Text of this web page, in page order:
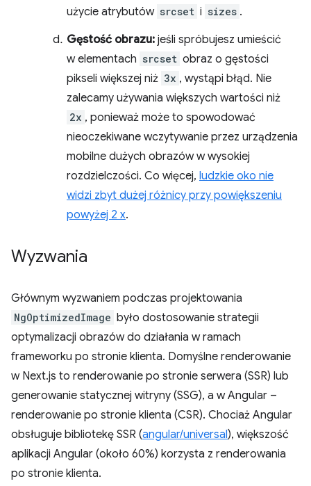
użycie atrybutów srcset i sizes .
Gęstość obrazu: jeśli spróbujesz umieścić
w elementach srcset obraz o gęstości
pikseli większej niż 3x , wystąpi błąd. Nie
zalecamy używania większych wartości niż
2x , ponieważ może to spowodować
nieoczekiwane wczytywanie przez urządzenia
mobilne dużych obrazów w wysokiej
rozdzielczości. Co więcej, ludzkie oko nie
widzi zbyt dużej różnicy przy powiększeniu
powyżej 2 x.
Wyzwania
Głównym wyzwaniem podczas projektowania
NgOptimizedImage było dostosowanie strategii
optymalizacji obrazów do działania w ramach
frameworku po stronie klienta. Domyślne renderowanie
w Next.js to renderowanie po stronie serwera (SSR) lub
generowanie statycznej witryny (SSG), a w Angular –
renderowanie po stronie klienta (CSR). Chociaż Angular
obsługuje bibliotekę SSR (angular/universal), większość
aplikacji Angular (około 60%) korzysta z renderowania
po stronie klienta.